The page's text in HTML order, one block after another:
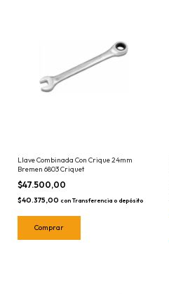
Llave Combinada Con Crique 24mm
Bremen 6803 Criquet
$47.500,00
$40.375,00 con Transferencia o depósito